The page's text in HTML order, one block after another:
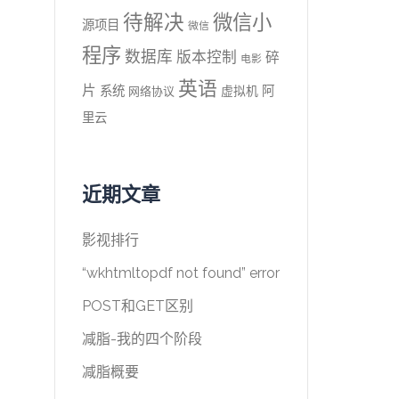
源项目 待解决 微信 微信小
程序 数据库 版本控制 电影 碎
片 系统 网络协议 英语 虚拟机 阿
里云
近期文章
影视排行
“wkhtmltopdf not found” error
POST和GET区别
减脂-我的四个阶段
减脂概要